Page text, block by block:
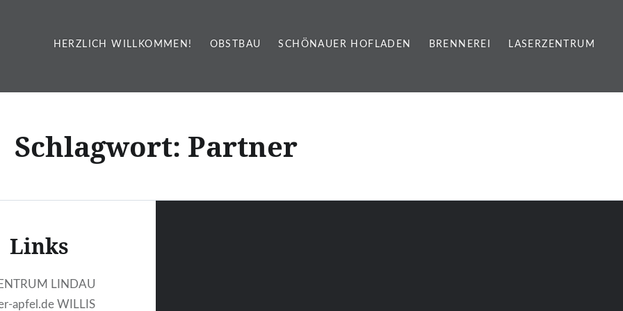
HERZLICH WILLKOMMEN! OBSTBAU SCHÖNAUER HOFLADEN BRENNEREI LASERZENTRUM
Schlagwort: Partner
Links
LINDAU
apfel.de WILLIS